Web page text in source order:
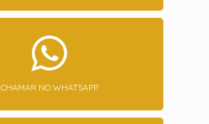
CHAMAR NO WHATSAPP